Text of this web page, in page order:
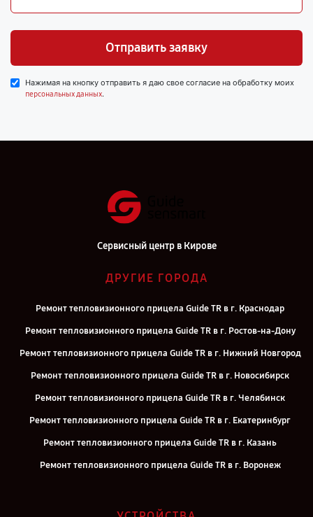
Отправить заявку
Нажимая на кнопку отправить я даю свое согласие на обработку моих
персональных данных.
Сервисный центр в Кирове
ДРУГИЕ ГОРОДА
Ремонт тепловизионного прицела Guide TR в г. Краснодар
Ремонт тепловизионного прицела Guide TR в г. Ростов-на-Дону
Ремонт тепловизионного прицела Guide TR в г. Нижний Новгород
Ремонт тепловизионного прицела Guide TR в г. Новосибирск
Ремонт тепловизионного прицела Guide TR в г. Челябинск
Ремонт тепловизионного прицела Guide TR в г. Екатеринбург
Ремонт тепловизионного прицела Guide TR в г. Казань
Ремонт тепловизионного прицела Guide TR в г. Воронеж
Ремонт тепловизионного прицела Guide TR в г. Самара